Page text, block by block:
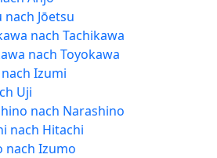
nach Jōetsu
nach Tachikawa
nach Toyokawa
Izumi
Uji
nach Narashino
nach Hitachi
nach Izumo